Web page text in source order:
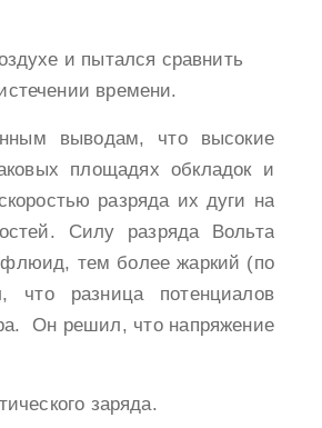
и пытался сравнить
времени.
выводам, что высокие
площадях обкладок и
разряда их дуги на
Силу разряда Вольта
флюид, тем более жаркий (по
разница потенциалов
Он решил, что напряжение
заряда.